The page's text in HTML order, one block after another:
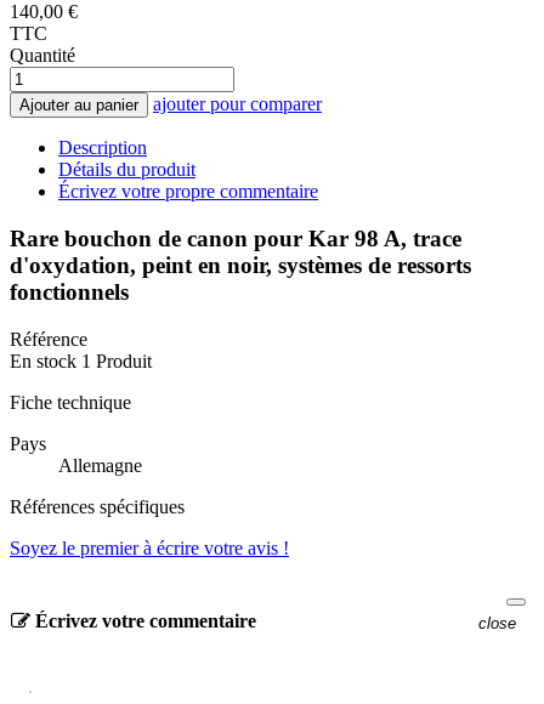
140,00 €
TTC
Quantité
Ajouter au panier ajouter pour comparer
Description
Détails du produit
Écrivez votre propre commentaire
Rare bouchon de canon pour Kar 98 A, trace
d'oxydation, peint en noir, systèmes de ressorts
fonctionnels
Référence
En stock 1 Produit
Fiche technique
Pays
Allemagne
Références spécifiques
Soyez le premier à écrire votre avis !
Écrivez votre commentaire close